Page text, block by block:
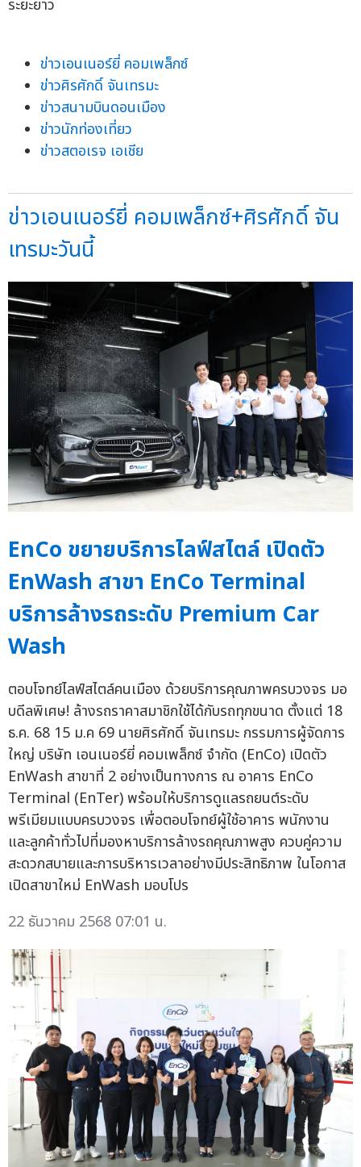
ระยะยาว
ข่าวเอนเนอร์ยี่ คอมเพล็กซ์
ข่าวศิรศักดิ์ จันเทรมะ
ข่าวสนามบินดอนเมือง
ข่าวนักท่องเที่ยว
ข่าวสตอเรจ เอเชีย
ข่าวเอนเนอร์ยี่ คอมเพล็กซ์+ศิรศักดิ์ จัน
เทรมะวันนี้
EnCo ขยายบริการไลฟ์สไตล์ เปิดตัว
EnWash สาขา EnCo Terminal
บริการล้างรถระดับ Premium Car
Wash
ตอบโจทย์ไลฟ์สไตล์คนเมือง ด้วยบริการคุณภาพครบวงจร มอ
บดีลพิเศษ! ล้างรถราคาสมาชิกใช้ได้กับรถทุกขนาด ตั้งแต่ 18
ธ.ค. 68 15 ม.ค 69 นายศิรศักดิ์ จันเทรมะ กรรมการผู้จัดการ
ใหญ่ บริษัท เอนเนอร์ยี่ คอมเพล็กซ์ จำกัด (EnCo) เปิดตัว
EnWash สาขาที่ 2 อย่างเป็นทางการ ณ อาคาร EnCo
Terminal (EnTer) พร้อมให้บริการดูแลรถยนต์ระดับ
พรีเมียมแบบครบวงจร เพื่อตอบโจทย์ผู้ใช้อาคาร พนักงาน
และลูกค้าทั่วไปที่มองหาบริการล้างรถคุณภาพสูง ควบคู่ความ
สะดวกสบายและการบริหารเวลาอย่างมีประสิทธิภาพ ในโอกาส
เปิดสาขาใหม่ EnWash มอบโปร
22 ธันวาคม 2568 07:01 น.